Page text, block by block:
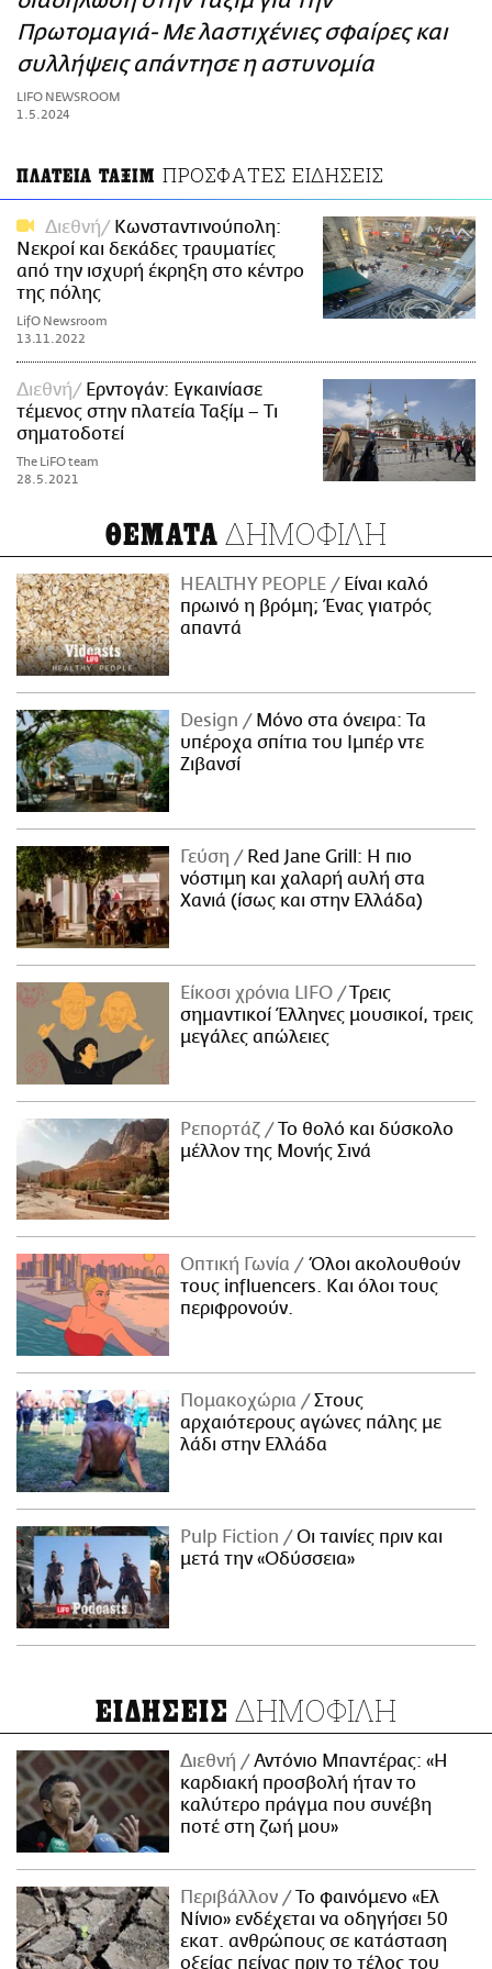
ΑΜΠΑ
PRINT
Πρωτομαγιά- Με λαστιχένιες σφαίρες και
συλλήψεις απάντησε η αστυνομία
LIFO NEWSROOM
1.5.2024
ΠΛΑΤΕΙΑ ΤΑΞΙΜ ΠΡΟΣΦΑΤΕΣ ΕΙΔΗΣΕΙΣ
Διεθνή
Κωνσταντινούπολη:
Νεκροί και δεκάδες τραυματίες
από την ισχυρή έκρηξη στο κέντρο
της πόλης
LifO Newsroom
13.11.2022
Διεθνή
Ερντογάν: Εγκαινίασε
τέμενος στην πλατεία Ταξίμ – Τι
σηματοδοτεί
The LiFO team
28.5.2021
ΘΕΜΑΤΑ ΔΗΜΟΦΙΛΗ
HEALTHY PEOPLE
Είναι καλό
πρωινό η βρόμη; Ένας γιατρός
απαντά
Design
Μόνο στα όνειρα: Τα
υπέροχα σπίτια του Ιμπέρ ντε
Ζιβανσί
Γεύση
Red Jane Grill: Η πιο
νόστιμη και χαλαρή αυλή στα
Χανιά (ίσως και στην Ελλάδα)
Είκοσι χρόνια LIFO
Tρεις
σημαντικοί Έλληνες μουσικοί, τρεις
μεγάλες απώλειες
Ρεπορτάζ
Το θολό και δύσκολο
μέλλον της Μονής Σινά
Οπτική Γωνία
Όλοι ακολουθούν
τους influencers. Και όλοι τους
περιφρονούν.
Πομακοχώρια
Στους
αρχαιότερους αγώνες πάλης με
λάδι στην Ελλάδα
Pulp Fiction
Οι ταινίες πριν και
μετά την «Οδύσσεια»
ΕΙΔΗΣΕΙΣ ΔΗΜΟΦΙΛΗ
Διεθνή
Αντόνιο Μπαντέρας: «Η
καρδιακή προσβολή ήταν το
καλύτερο πράγμα που συνέβη
ποτέ στη ζωή μου»
Περιβάλλον
Το φαινόμενο «Ελ
Νίνιο» ενδέχεται να οδηγήσει 50
εκατ. ανθρώπους σε κατάσταση
οξείας πείνας πριν το τέλος του